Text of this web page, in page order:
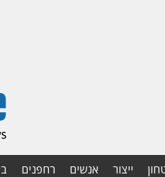
ייצור אנשים רחפנים